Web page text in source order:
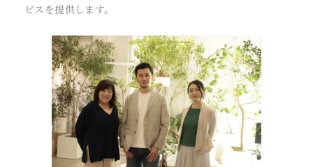
ビスを提供します。